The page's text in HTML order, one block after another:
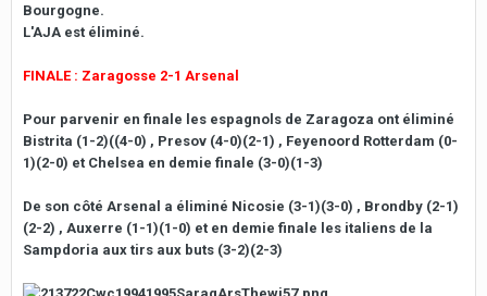
Bourgogne.
L'AJA est éliminé.
FINALE : Zaragosse 2-1 Arsenal
Pour parvenir en finale les espagnols de Zaragoza ont éliminé
Bistrita (1-2)((4-0) , Presov (4-0)(2-1) , Feyenoord Rotterdam (0-
1)(2-0) et Chelsea en demie finale (3-0)(1-3)
De son côté Arsenal a éliminé Nicosie (3-1)(3-0) , Brondby (2-1)
(2-2) , Auxerre (1-1)(1-0) et en demie finale les italiens de la
Sampdoria aux tirs aux buts (3-2)(2-3)